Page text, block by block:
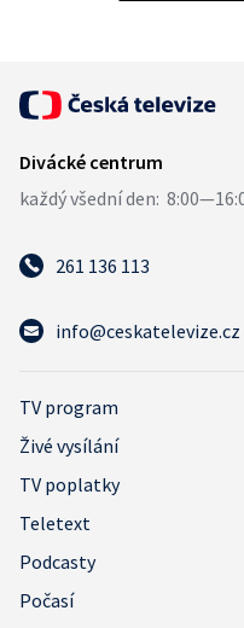
261 136 113
info@ceskatelevize.cz
TV program
Živé vysílání
TV poplatky
Teletext
Podcasty
Počasí